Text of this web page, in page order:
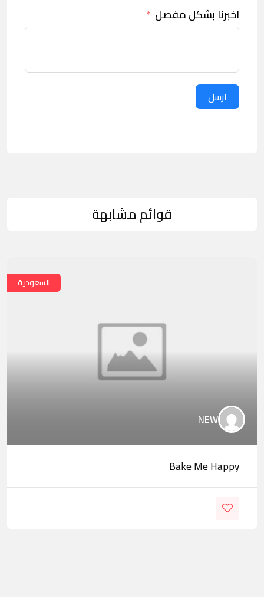
اخبرنا بشكل مفصل
ارسل
قوائم مشابهة
السعودية
NEW
Bake Me Happy